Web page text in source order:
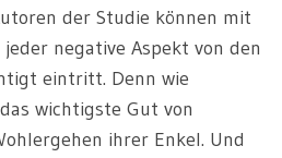
der Studie können mit
negative Aspekt von den
eintritt. Denn wie
wichtigste Gut von
ihrer Enkel. Und